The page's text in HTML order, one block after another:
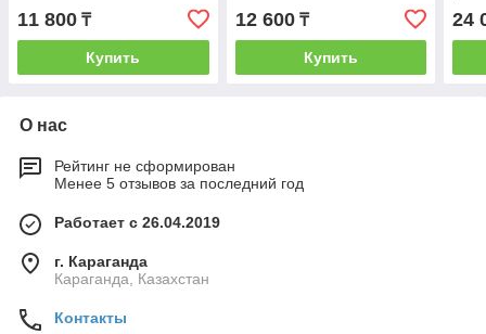
11 800 ₸
Купить
12 600₸
Купить
24
О нас
Рейтинг не сформирован
Менее 5 отзывов за последний год
Работает с 26.04.2019
г. Караганда
Караганда, Казахстан
Контакты